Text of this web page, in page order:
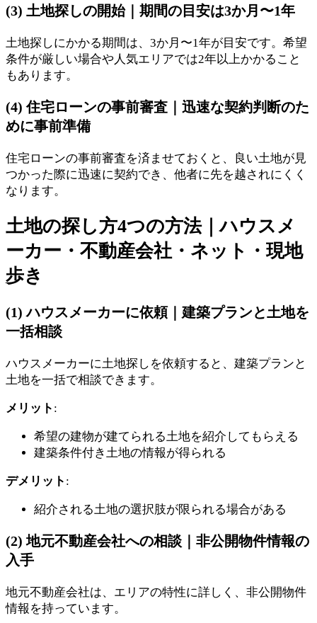
(3) 土地探しの開始｜期間の目安は3か月〜1年
土地探しにかかる期間は、3か月〜1年が目安です。希望
条件が厳しい場合や人気エリアでは2年以上かかること
もあります。
(4) 住宅ローンの事前審査｜迅速な契約判断のた
めに事前準備
住宅ローンの事前審査を済ませておくと、良い土地が見
つかった際に迅速に契約でき、他者に先を越されにくく
なります。
土地の探し方4つの方法｜ハウスメ
ーカー・不動産会社・ネット・現地
歩き
(1) ハウスメーカーに依頼｜建築プランと土地を
一括相談
ハウスメーカーに土地探しを依頼すると、建築プランと
土地を一括で相談できます。
メリット :
希望の建物が建てられる土地を紹介してもらえる
建築条件付き土地の情報が得られる
デメリット :
紹介される土地の選択肢が限られる場合がある
(2) 地元不動産会社への相談｜非公開物件情報の
入手
地元不動産会社は、エリアの特性に詳しく、非公開物件
情報を持っています。